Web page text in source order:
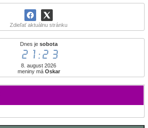
Zdieľať aktuálnu stránku
Dnes je sobota
21:23
8. august 2026
meniny má Oskar